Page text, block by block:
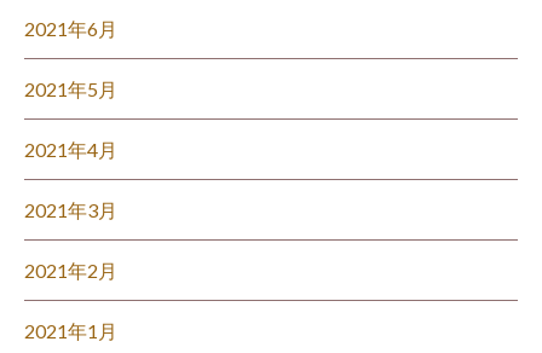
2021年6月
2021年5月
2021年4月
2021年3月
2021年2月
2021年1月